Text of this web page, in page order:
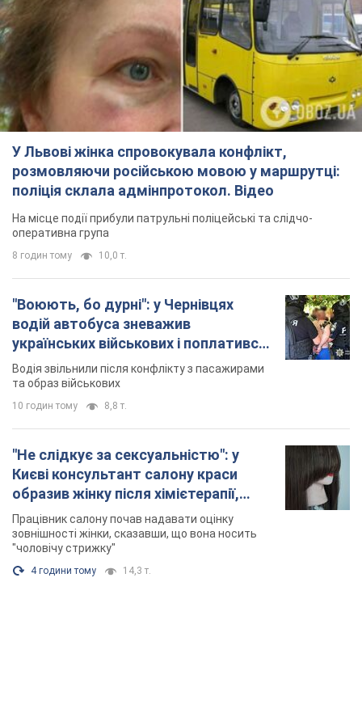
У Львові жінка спровокувала конфлікт,
розмовляючи російською мовою у маршрутці:
поліція склала адмінпротокол. Відео
На місце події прибули патрульні поліцейські та слідчо-
оперативна група
8 годин тому 10,0 т.
"Воюють, бо дурні": у Чернівцях
водій автобуса зневажив
українських військових і поплатився.
Відео
Водія звільнили після конфлікту з пасажирами
та образ військових
10 годин тому 8,8 т.
"Не слідкує за сексуальністю": у
Києві консультант салону краси
образив жінку після хімієтерапії,
розгорівся скандал. Фото
Працівник салону почав надавати оцінку
зовнішності жінки, сказавши, що вона носить
"чоловічу стрижку"
4 години тому 14,3 т.